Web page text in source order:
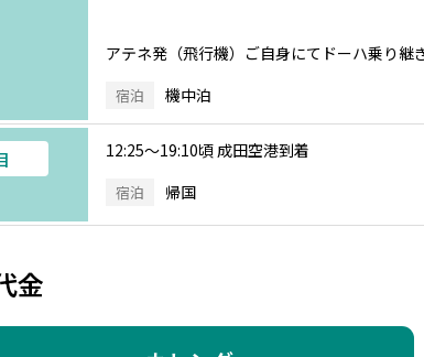
アテネ発（飛行機）ご自身にてドーハ乗り継
宿泊 機中泊
12:25～19:10頃 成田空港到着
宿泊 帰国
金